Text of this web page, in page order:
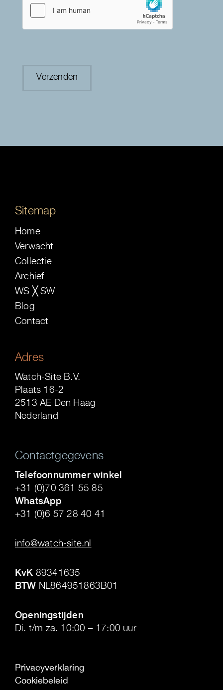
Sitemap
Home
Verwacht
Collectie
Archief
WS ╳ SW
Blog
Contact
Adres
Watch-Site B.V.
Plaats 16-2
2513 AE Den Haag
Nederland
Contactgegevens
Telefoonnummer winkel
+31 (0)70 361 55 85
WhatsApp
+31 (0)6 57 28 40 41
info@watch-site.nl
KvK 89341635
BTW NL864951863B01
Openingstijden
Di. t/m za. 10:00 – 17:00 uur
Privacyverklaring
Cookiebeleid